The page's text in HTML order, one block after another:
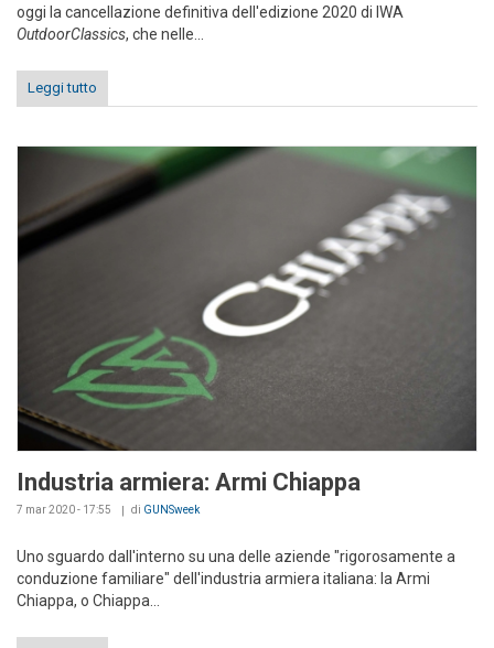
oggi la cancellazione definitiva dell'edizione 2020 di IWA
OutdoorClassics, che nelle...
Leggi tutto
Industria armiera: Armi Chiappa
7 mar 2020 - 17:55 di GUNSweek
Uno sguardo dall'interno su una delle aziende "rigorosamente a
conduzione familiare" dell'industria armiera italiana: la Armi
Chiappa, o Chiappa...